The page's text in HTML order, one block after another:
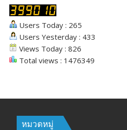
Users Today : 265
Users Yesterday : 433
Views Today : 826
Total views : 1476349
หมวดหมู่